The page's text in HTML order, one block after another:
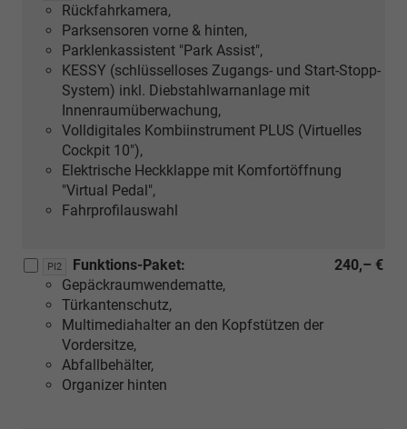
Rückfahrkamera,
Parksensoren vorne & hinten,
Parklenkassistent "Park Assist",
KESSY (schlüsselloses Zugangs- und Start-Stopp-
System) inkl. Diebstahlwarnanlage mit
Innenraumüberwachung,
Volldigitales Kombiinstrument PLUS (Virtuelles
Cockpit 10"),
Elektrische Heckklappe mit Komfortöffnung
"Virtual Pedal",
Fahrprofilauswahl
PI2 240,– €
Funktions-Paket:
Gepäckraumwendematte,
Türkantenschutz,
Multimediahalter an den Kopfstützen der
Vordersitze,
Abfallbehälter,
Organizer hinten